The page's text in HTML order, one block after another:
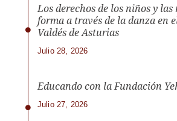
Los derechos de los niños y
forma a través de la danza en
Valdés de Asturias
Julio 28, 2026
Educando con la Fundación
Julio 27, 2026